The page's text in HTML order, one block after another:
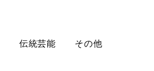
伝統芸能 その他